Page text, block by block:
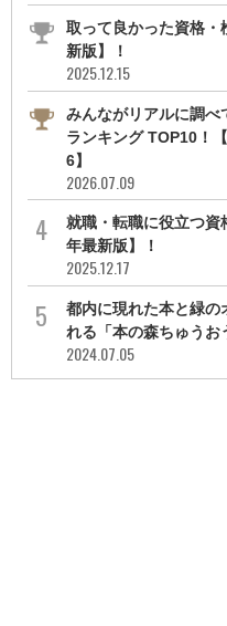
取って良かった資格
新版】！
2025.12.15
みんながリアルに調べ
ランキング TOP10！
6】
2026.07.09
就職・転職に役立つ
年最新版】！
2025.12.17
都内に現れた本と緑の
れる「本の森ちゅうお
2024.07.05